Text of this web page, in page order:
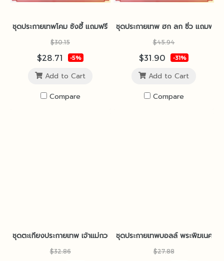
ชุดประกายเทพโคม ซังฮี้ แถมฟรีน้ำมันนางฟ้า
$30.15
$28.71 -5%
Add to Cart
Compare
ชุดประกายเทพ ฮก ลก ซิ่ว แถมฟรีน้
$45.94
$31.90 -31%
Add to Cart
Compare
ชุดตะเกียงประกายเทพ เจ้าแม่กวนอิม (สลัก) แถมฟรีน้ำมันนางฟ้า
$32.86
ชุดประกายเทพบอลล์ พระพิฆเนศ แ
$27.88